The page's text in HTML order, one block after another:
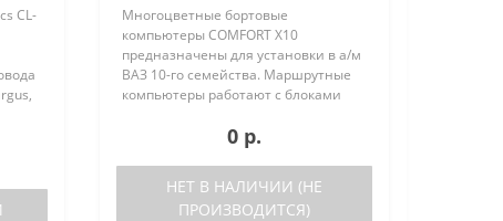
CL-
Многоцветные бортовые
компьютеры COMFORT Х10
предназначены для установки в а/м
ВАЗ 10-го семейства. Маршрутные
компьютеры работают с блоками
следующих типов: Январь 5.1..
выпуска после 05.2000 года Январь
0 р.
НЕТ В НАЛИЧИИ (НЕ
ПРОИЗВОДИТСЯ)